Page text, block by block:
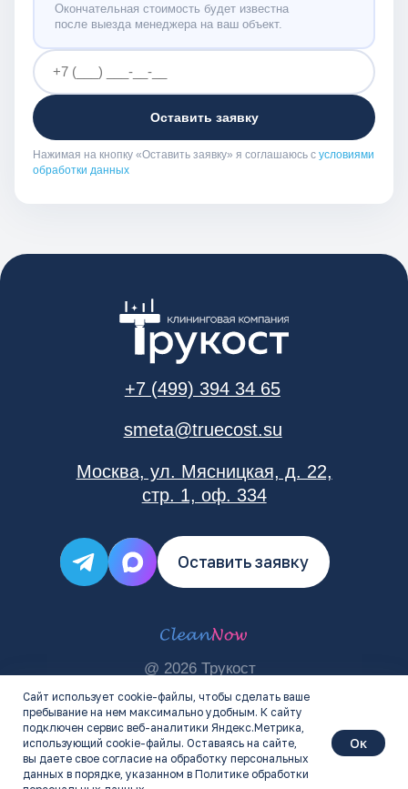
Окончательная стоимость будет известна
после выезда менеджера на ваш объект.
Оставить заявку
Нажимая на кнопку «Оставить заявку» я соглашаюсь с условиями
обработки данных
Сайт использует cookie-файлы, чтобы сделать ваше
пребывание на нем максимально удобным. К cайту
подключен сервис веб-аналитики Яндекс.Метрика,
использующий cookie-файлы. Оставаясь на сайте,
вы даете свое согласие на обработку персональных
данных в порядке, указанном в Политике обработки
Oк